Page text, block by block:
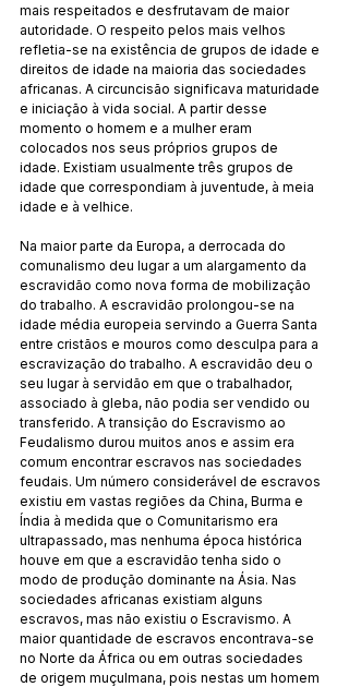
mais respeitados e des­frutavam de maior
autoridade. O respeito pelos mais velhos
refletia-se na existência de grupos de idade e
direitos de idade na maioria das sociedades
africanas. A circuncisão significava maturidade
e iniciação à vida social. A partir desse
momento o homem e a mulher eram
colocados nos seus próprios gru­pos de
idade. Existiam usualmente três grupos de
idade que correspondiam à juventude, à meia
idade e à velhice.
Na maior parte da Europa, a derrocada do
comuna­lis­mo deu lugar a um alargamento da
escravidão como nova for­ma de mobilização
do trabalho. A escravidão prolon­gou-se na
idade média europeia servindo a Guerra Santa
en­tre cristãos e mouros como desculpa para a
escravização do trabalho. A escravidão deu o
seu lugar à servidão em que o tra­balhador,
associado à gleba, não podia ser vendido ou
transferido. A transição do Escravismo ao
Feudalismo durou muitos anos e assim era
comum encontrar escra­vos nas sociedades
feudais. Um número considerável de es­cravos
existiu em vastas re­gi­ões da China, Burma e
Índia à medida que o Comunitarismo era
ultrapassado, mas ne­nhuma época histórica
houve em que a escravidão tenha sido o
modo de produção dominante na Ásia. Nas
sociedades africanas existiam alguns
escravos, mas não existiu o Escravismo. A
maior quantidade de escra­vos encontrava-se
no Norte da África ou em outras sociedades
de origem muçul­mana, pois nestas um homem